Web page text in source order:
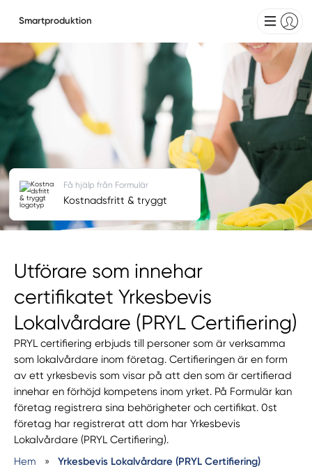
Smartproduktion
Utförare som innehar
certifikatet Yrkesbevis
Lokalvårdare (PRYL Certifiering)
PRYL certifiering erbjuds till personer som är verksamma
som lokalvårdare inom företag. Certifieringen är en form
av ett yrkesbevis som visar på att den som är certifierad
innehar en förhöjd kompetens inom yrket. På Formulär kan
företag registrera sina behörigheter och certifikat. 0st
företag har registrerat att dom har Yrkesbevis
Lokalvårdare (PRYL Certifiering).
Hem
» Yrkesbevis Lokalvårdare (PRYL Certifiering)
Få hjälp från Formulär
Kostnadsfritt & tryggt